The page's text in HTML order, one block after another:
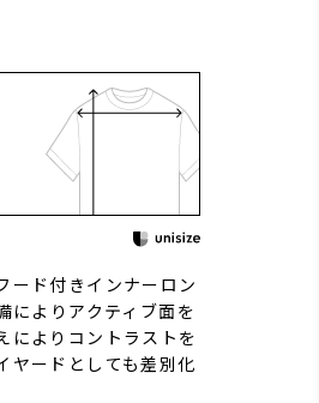
ード付きインナーロン
によりアクティブ面を
によりコントラストを
ヤードとしても差別化